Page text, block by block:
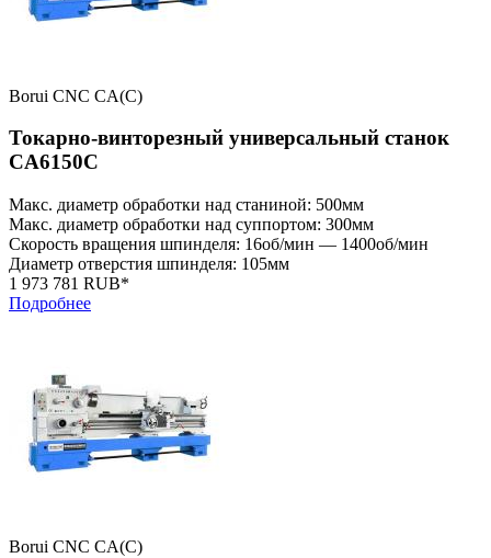
Borui CNC CA(C)
Токарно-винторезный универсальный станок
CA6150C
Макс. диаметр обработки над станиной: 500мм
Макс. диаметр обработки над суппортом: 300мм
Скорость вращения шпинделя: 16об/мин — 1400об/мин
Диаметр отверстия шпинделя: 105мм
1 973 781 RUB*
Подробнее
Borui CNC CA(C)